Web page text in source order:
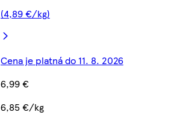
(4,89 €/kg)
Cena je platná do 11. 8. 2026
6,99 €
6,85 €/kg